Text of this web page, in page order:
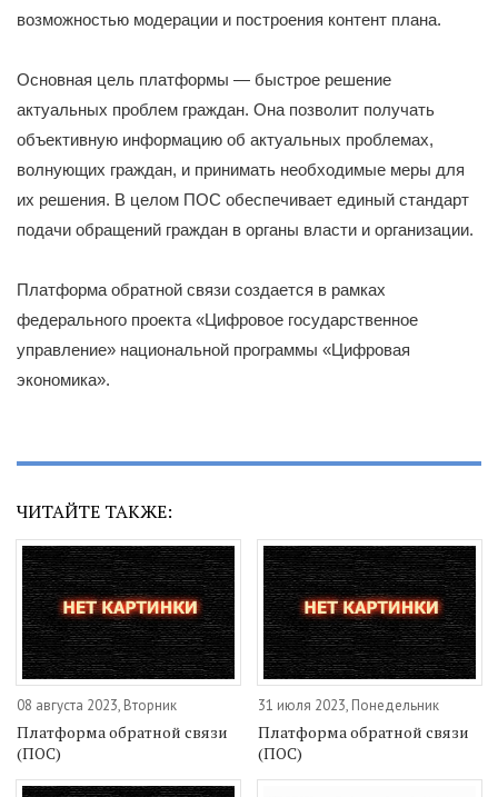
возможностью модерации и построения контент плана.
Основная цель платформы — быстрое решение
актуальных проблем граждан. Она позволит получать
объективную информацию об актуальных проблемах,
волнующих граждан, и принимать необходимые меры для
их решения. В целом ПОС обеспечивает единый стандарт
подачи обращений граждан в органы власти и организации.
Платформа обратной связи создается в рамках
федерального проекта «Цифровое государственное
управление» национальной программы «Цифровая
экономика».
ЧИТАЙТЕ ТАКЖЕ:
08 августа 2023, Вторник
Платформа обратной связи
(ПОС)
31 июля 2023, Понедельник
Платформа обратной связи
(ПОС)